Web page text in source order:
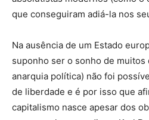
que conseguiram adiá-la nos
Na ausência de um Estado
suponho ser o sonho de
anarquia política) não foi
de liberdade e é por isso que
capitalismo nasce apesar dos